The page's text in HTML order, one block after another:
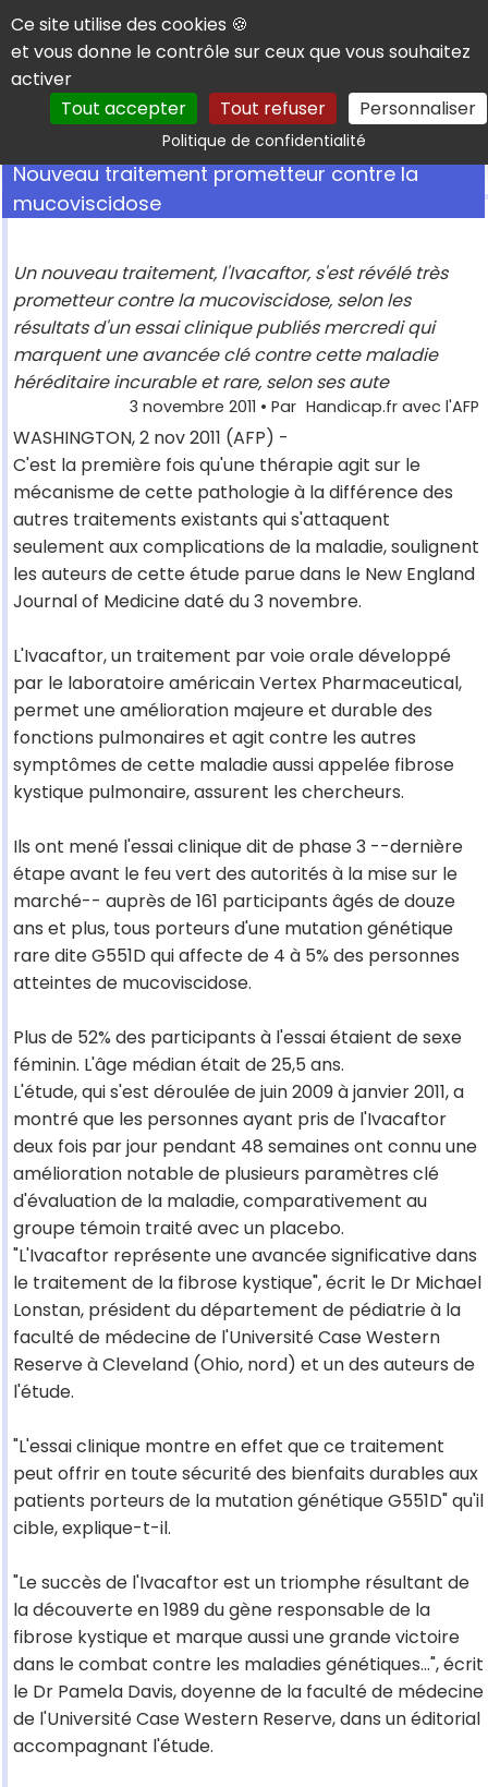
Panneau de gestion des cookies
Ce site utilise des cookies 🍪
et vous donne le contrôle sur ceux que vous souhaitez
activer
Tout accepter
Tout refuser Personnaliser
Politique de confidentialitéRechercher
Nouveau traitement prometteur contre la
mucoviscidose
Un nouveau traitement, l'Ivacaftor, s'est révélé très
prometteur contre la mucoviscidose, selon les
résultats d'un essai clinique publiés mercredi qui
marquent une avancée clé contre cette maladie
héréditaire incurable et rare, selon ses aute
3 novembre 2011 • Par Handicap.fr avec l'AFP
WASHINGTON, 2 nov 2011 (AFP) -
C'est la première fois qu'une thérapie agit sur le
mécanisme de cette pathologie à la différence des
autres traitements existants qui s'attaquent
seulement aux complications de la maladie, soulignent
les auteurs de cette étude parue dans le New England
Journal of Medicine daté du 3 novembre.
L'Ivacaftor, un traitement par voie orale développé
par le laboratoire américain Vertex Pharmaceutical,
permet une amélioration majeure et durable des
fonctions pulmonaires et agit contre les autres
symptômes de cette maladie aussi appelée fibrose
kystique pulmonaire, assurent les chercheurs.
Ils ont mené l'essai clinique dit de phase 3 --dernière
étape avant le feu vert des autorités à la mise sur le
marché-- auprès de 161 participants âgés de douze
ans et plus, tous porteurs d'une mutation génétique
rare dite G551D qui affecte de 4 à 5% des personnes
atteintes de mucoviscidose.
Plus de 52% des participants à l'essai étaient de sexe
féminin. L'âge médian était de 25,5 ans.
L'étude, qui s'est déroulée de juin 2009 à janvier 2011, a
montré que les personnes ayant pris de l'Ivacaftor
deux fois par jour pendant 48 semaines ont connu une
amélioration notable de plusieurs paramètres clé
d'évaluation de la maladie, comparativement au
groupe témoin traité avec un placebo.
"L'Ivacaftor représente une avancée significative dans
le traitement de la fibrose kystique", écrit le Dr Michael
Lonstan, président du département de pédiatrie à la
faculté de médecine de l'Université Case Western
Reserve à Cleveland (Ohio, nord) et un des auteurs de
l'étude.
"L'essai clinique montre en effet que ce traitement
peut offrir en toute sécurité des bienfaits durables aux
patients porteurs de la mutation génétique G551D" qu'il
cible, explique-t-il.
"Le succès de l'Ivacaftor est un triomphe résultant de
la découverte en 1989 du gène responsable de la
fibrose kystique et marque aussi une grande victoire
dans le combat contre les maladies génétiques...", écrit
le Dr Pamela Davis, doyenne de la faculté de médecine
de l'Université Case Western Reserve, dans un éditorial
accompagnant l'étude.